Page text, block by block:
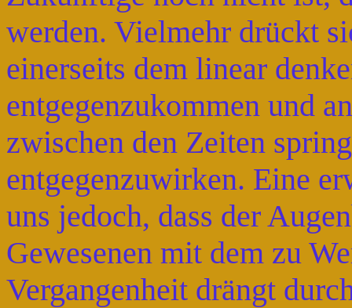
werden. Vielmehr drückt
einerseits dem linear
entgegenzukommen und
zwischen den Zeiten
entgegenzuwirken. Eine
uns jedoch, dass der
Gewesenen mit dem zu
Vergangenheit drängt